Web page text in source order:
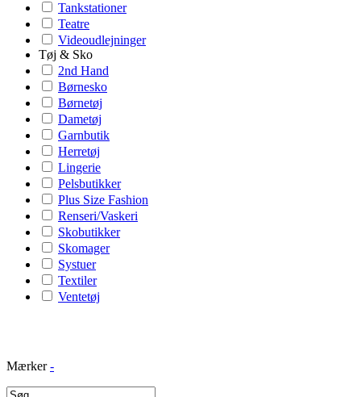
Tankstationer
Teatre
Videoudlejninger
Tøj & Sko
2nd Hand
Børnesko
Børnetøj
Dametøj
Garnbutik
Herretøj
Lingerie
Pelsbutikker
Plus Size Fashion
Renseri/Vaskeri
Skobutikker
Skomager
Systuer
Textiler
Ventetøj
Mærker -